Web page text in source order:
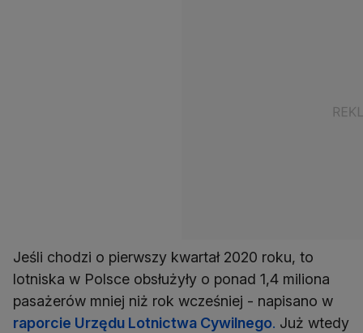
Jeśli chodzi o pierwszy kwartał 2020 roku, to
lotniska w Polsce obsłużyły o ponad 1,4 miliona
pasażerów mniej niż rok wcześniej - napisano w
raporcie Urzędu Lotnictwa Cywilnego. Już wtedy